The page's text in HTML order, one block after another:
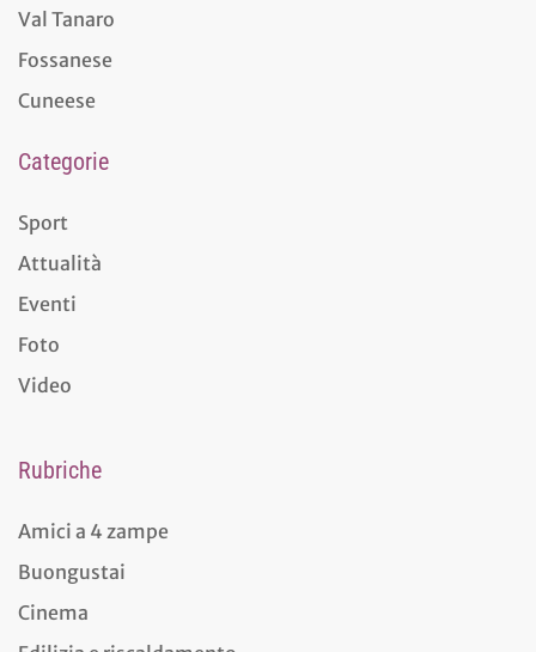
Val Tanaro
Fossanese
Cuneese
Categorie
Sport
Attualità
Eventi
Foto
Video
Rubriche
Amici a 4 zampe
Buongustai
Cinema